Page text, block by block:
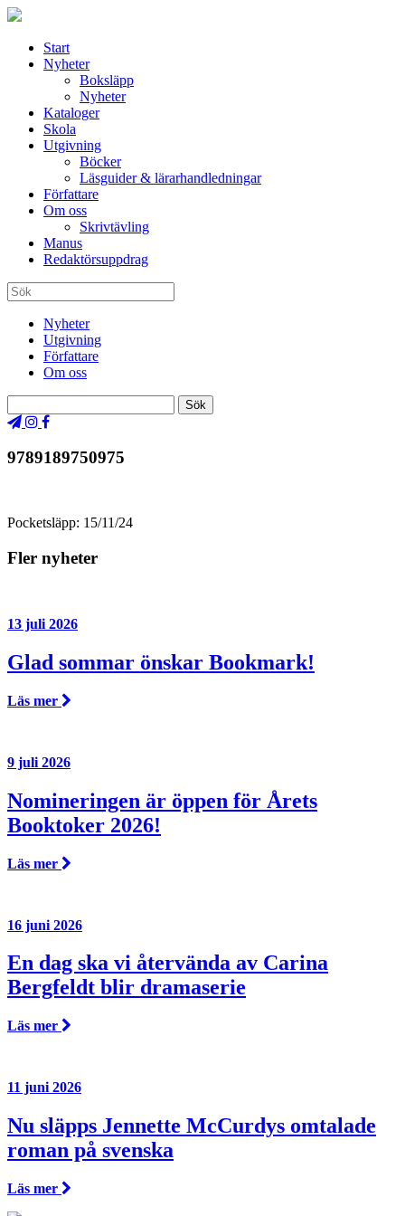
Start
Nyheter
Boksläpp
Nyheter
Kataloger
Skola
Utgivning
Böcker
Läsguider & lärarhandledningar
Författare
Om oss
Skrivtävling
Manus
Redaktörsuppdrag
Nyheter
Utgivning
Författare
Om oss
9789189750975
Pocketsläpp: 15/11/24
Fler nyheter
13 juli 2026
Glad sommar önskar Bookmark!
Läs mer
9 juli 2026
Nomineringen är öppen för Årets
Booktoker 2026!
Läs mer
16 juni 2026
En dag ska vi återvända av Carina
Bergfeldt blir dramaserie
Läs mer
11 juni 2026
Nu släpps Jennette McCurdys omtalade
roman på svenska
Läs mer